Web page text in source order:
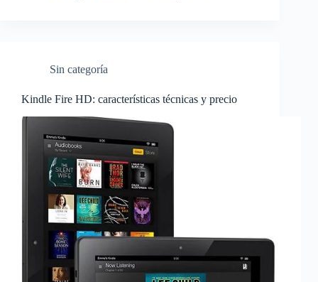
Sin categoría
Kindle Fire HD: características técnicas y precio